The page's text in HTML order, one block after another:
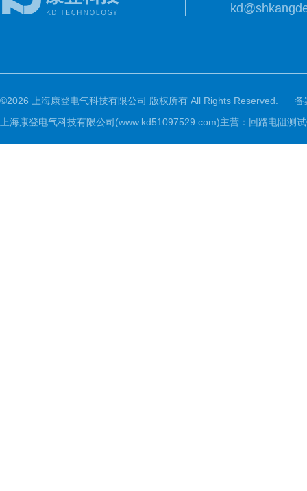
©2026 上海康登电气科技有限公司 版权所有 All Rights Reserved.
备
上海康登电气科技有限公司(www.kd51097529.com)主营：回路电阻